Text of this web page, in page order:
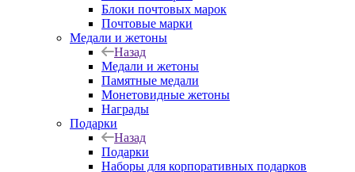
Блоки почтовых марок
Почтовые марки
Медали и жетоны
Назад
Медали и жетоны
Памятные медали
Монетовидные жетоны
Награды
Подарки
Назад
Подарки
Наборы для корпоративных подарков